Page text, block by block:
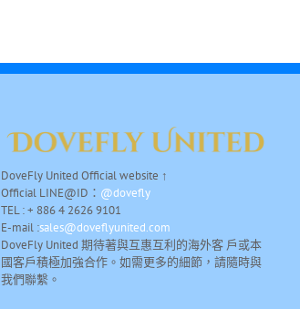
DoveFly United Official website ↑
Official LINE@ID： @dovefly
TEL : + 886 4 2626 9101
E-mail :sales@doveflyunited.com
DoveFly United 期待著與互惠互利的海外客 戶或本
國客戶積極加強合作。如需更多的細節，請隨時與
我們聯繫。